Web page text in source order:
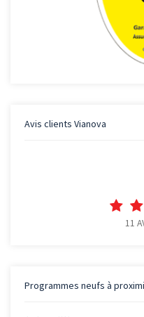
Avis clients Vianova
11
Programmes neufs à